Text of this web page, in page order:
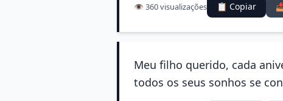
👁️ 360 visualizações 📋 Copiar
Meu filho querido, cada
todos os seus sonhos se